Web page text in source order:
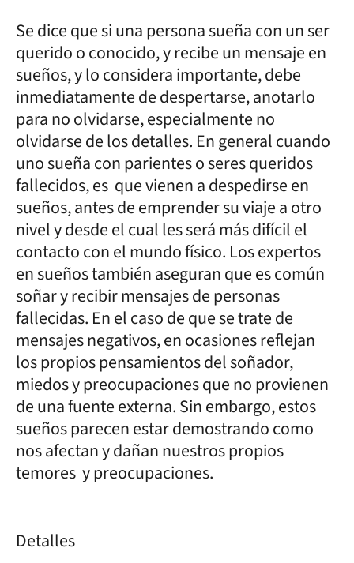
Se dice que si una persona sueña con un ser
querido o conocido, y recibe un mensaje en
sueños, y lo considera importante, debe
inmediatamente de despertarse, anotarlo
para no olvidarse, especialmente no
olvidarse de los detalles. En general cuando
uno sueña con parientes o seres queridos
fallecidos, es que vienen a despedirse en
sueños, antes de emprender su viaje a otro
nivel y desde el cual les será más difícil el
contacto con el mundo físico. Los expertos
en sueños también aseguran que es común
soñar y recibir mensajes de personas
fallecidas. En el caso de que se trate de
mensajes negativos, en ocasiones reflejan
los propios pensamientos del soñador,
miedos y preocupaciones que no provienen
de una fuente externa. Sin embargo, estos
sueños parecen estar demostrando como
nos afectan y dañan nuestros propios
temores y preocupaciones.
Detalles